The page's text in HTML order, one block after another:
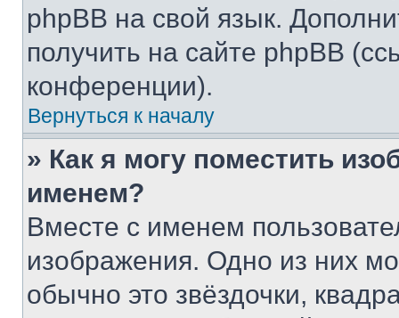
phpBB на свой язык.
получить на сайте phpBB
конференции).
Вернуться к началу
» Как я могу поместить
именем?
Вместе с именем
изображения. Одно из них
обычно это звёздочки,